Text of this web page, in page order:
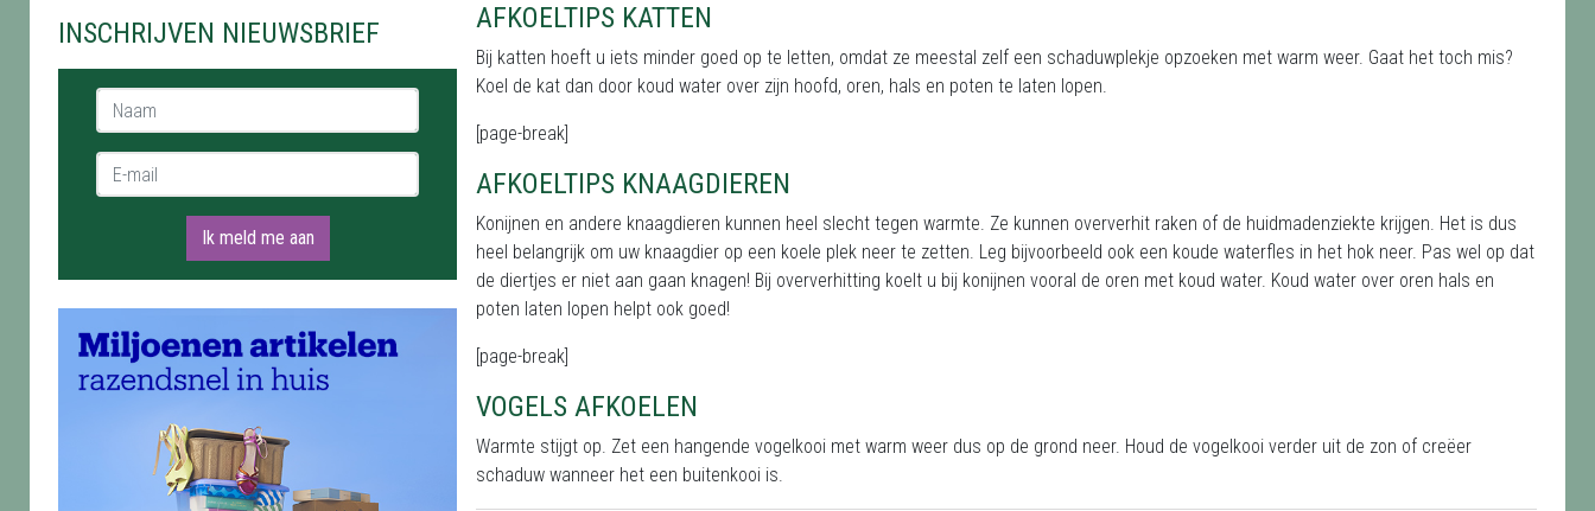
INSCHRIJVEN NIEUWSBRIEF
Naam *
E-mail *
Ik meld me aan
AFKOELTIPS KATTEN
Bij katten hoeft u iets minder goed op te letten, omdat ze meestal zelf een schaduwplekje opzoeken met warm weer. Gaat het toch mis?
Koel de kat dan door koud water over zijn hoofd, oren, hals en poten te laten lopen.
[page-break]
AFKOELTIPS KNAAGDIEREN
Konijnen en andere knaagdieren kunnen heel slecht tegen warmte. Ze kunnen oververhit raken of de huidmadenziekte krijgen. Het is dus
heel belangrijk om uw knaagdier op een koele plek neer te zetten. Leg bijvoorbeeld ook een koude waterfles in het hok neer. Pas wel op dat
de diertjes er niet aan gaan knagen! Bij oververhitting koelt u bij konijnen vooral de oren met koud water. Koud water over oren hals en
poten laten lopen helpt ook goed!
[page-break]
VOGELS AFKOELEN
Warmte stijgt op. Zet een hangende vogelkooi met warm weer dus op de grond neer. Houd de vogelkooi verder uit de zon of creëer
schaduw wanneer het een buitenkooi is.